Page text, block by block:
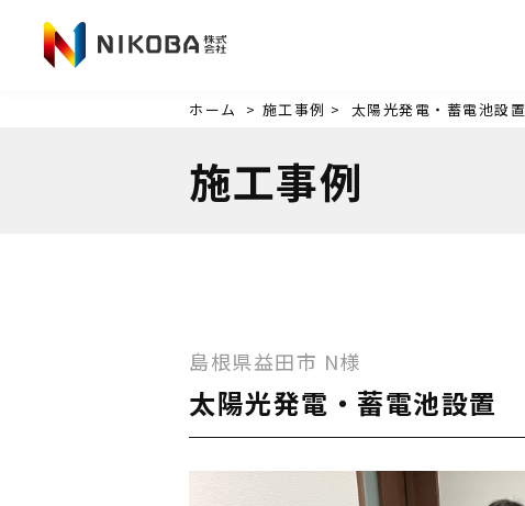
ホーム > 施工事例 > 太陽光発電・蓄電池設置
施工事例
島根県益田市 N様
太陽光発電・蓄電池設置